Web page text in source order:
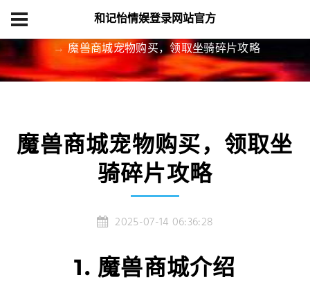
和记怡情娱登录网站官方
魔兽商城宠物购买，领取坐骑碎片攻略
魔兽商城宠物购买，领取坐
骑碎片攻略
2025-07-14 06:36:28
1. 魔兽商城介绍